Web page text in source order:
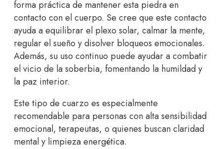
forma práctica de mantener esta piedra en
contacto con el cuerpo. Se cree que este contacto
ayuda a equilibrar el plexo solar, calmar la mente,
regular el sueño y disolver bloqueos emocionales.
Además, su uso continuo puede ayudar a combatir
el vicio de la soberbia, fomentando la humildad y
la paz interior.
Este tipo de cuarzo es especialmente
recomendable para personas con alta sensibilidad
emocional, terapeutas, o quienes buscan claridad
mental y limpieza energética.